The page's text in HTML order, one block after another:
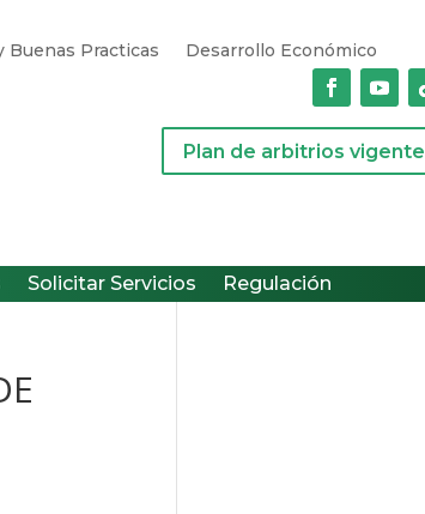
Buenas Practicas
Desarrollo Económico
Plan de arbitrios vigente
Solicitar Servicios Regulación